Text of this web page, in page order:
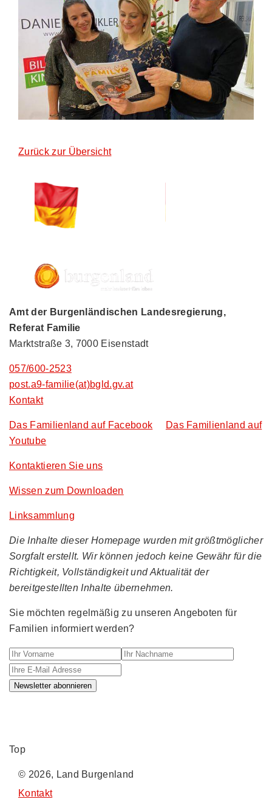
Zurück zur Übersicht
Amt der Burgenländischen Landesregierung,
Referat Familie
Marktstraße 3, 7000 Eisenstadt
057/600-2523
post.a9-familie(at)bgld.gv.at
Kontakt
Das Familienland auf Facebook
Das Familienland auf
Youtube
Kontaktieren Sie uns
Wissen zum Downloaden
Linksammlung
Die Inhalte dieser Homepage wurden mit größtmöglicher
Sorgfalt erstellt. Wir können jedoch keine Gewähr für die
Richtigkeit, Vollständigkeit und Aktualität der
bereitgestellten Inhalte übernehmen.
Sie möchten regelmäßig zu unseren Angeboten für
Familien informiert werden?
Ihr Vorname Ihr Nachname
Newsletter abonnieren
Top
© 2026, Land Burgenland
Kontakt